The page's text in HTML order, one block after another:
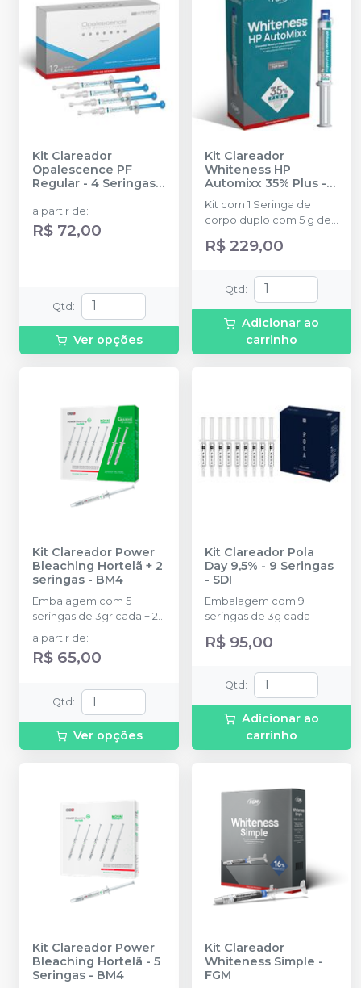
Kit Clareador
Opalescence PF
Regular - 4 Seringas-
a partir de:
R$ 72,00
Qtd :
Ver opções
Kit Clareador
Whiteness HP
Automixx 35% Plus -
FGM
Kit com 1 Seringa de
corpo duplo com 5 g de
gel, 5 pontas
misturadoras, 1 Top dam
Neutralize com 2 g.
R$ 229,00
Qtd :
Adicionar ao
carrinho
Kit Clareador Power
Bleaching Hortelã + 2
seringas - BM4
Embalagem com 5
seringas de 3gr cada + 2
seringas.
a partir de:
R$ 65,00
Qtd :
Ver opções
Kit Clareador Pola
Day 9,5% - 9 Seringas
- SDI
Embalagem com 9
seringas de 3g cada
R$ 95,00
Qtd :
Adicionar ao
carrinho
Kit Clareador Power
Bleaching Hortelã - 5
Seringas - BM4
Kit Clareador
Whiteness Simple -
FGM